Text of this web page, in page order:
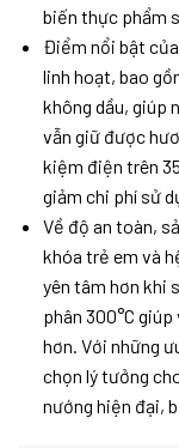
biến thực phẩm
Điểm nổi bật của
linh hoạt, bao
không dầu, giúp
vẫn giữ được
kiệm điện trên
giảm chi phí sử
Về độ an toàn,
khóa trẻ em và
yên tâm hơn khi
phân 300°C
hơn. Với những
chọn lý tưởng
nướng hiện đại,